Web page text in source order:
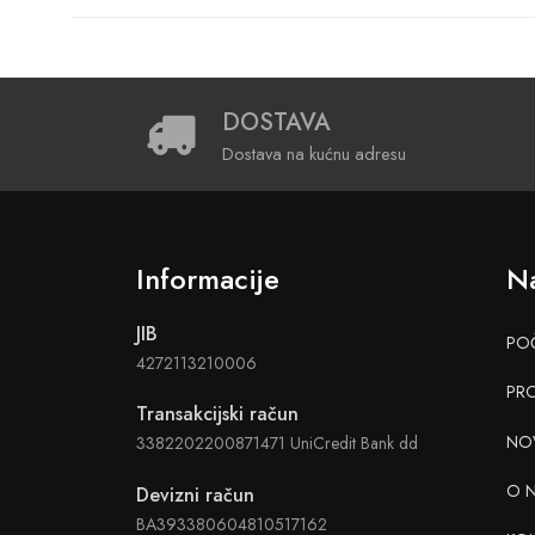
DOSTAVA
Dostava na kućnu adresu
Informacije
JIB
4272113210006
Transakcijski račun
3382202200871471 UniCredit Bank dd
Devizni račun
BA393380604810517162
O